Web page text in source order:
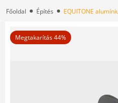
Főoldal Építés EQUITONE
Megtakarítás 44%